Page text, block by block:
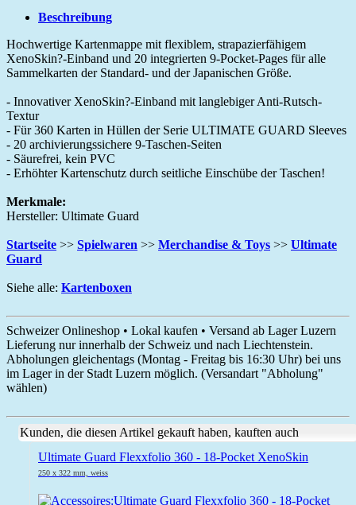
Beschreibung
Hochwertige Kartenmappe mit flexiblem, strapazierfähigem
XenoSkin?-Einband und 20 integrierten 9-Pocket-Pages für alle
Sammelkarten der Standard- und der Japanischen Größe.
- Innovativer XenoSkin?-Einband mit langlebiger Anti-Rutsch-
Textur
- Für 360 Karten in Hüllen der Serie ULTIMATE GUARD Sleeves
- 20 archivierungssichere 9-Taschen-Seiten
- Säurefrei, kein PVC
- Erhöhter Kartenschutz durch seitliche Einschübe der Taschen!
Merkmale:
Hersteller: Ultimate Guard
Startseite >> Spielwaren >> Merchandise & Toys >> Ultimate
Guard
Siehe alle: Kartenboxen
Schweizer Onlineshop • Lokal kaufen • Versand ab Lager Luzern
Lieferung nur innerhalb der Schweiz und nach Liechtenstein.
Abholungen gleichentags (Montag - Freitag bis 16:30 Uhr) bei uns
im Lager in der Stadt Luzern möglich. (Versandart "Abholung"
wählen)
Kunden, die diesen Artikel gekauft haben, kauften auch
Ultimate Guard Flexxfolio 360 - 18-Pocket XenoSkin
250 x 322 mm, weiss